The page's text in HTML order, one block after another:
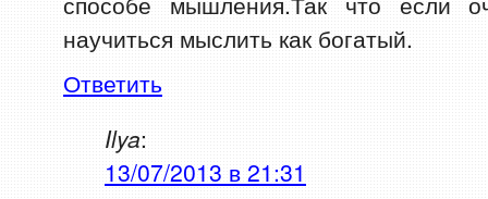
научиться мыслить как богатый.
Ответить
Ilya:
13/07/2013 в 21:31